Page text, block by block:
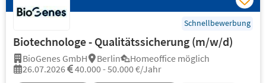
Schnellbewerbung
Biotechnologe - Qualitätssicherung (m/w/d)
BioGenes GmbH Berlin
Homeoffice möglich
26.07.2026
40.000 - 50.000 €/Jahr